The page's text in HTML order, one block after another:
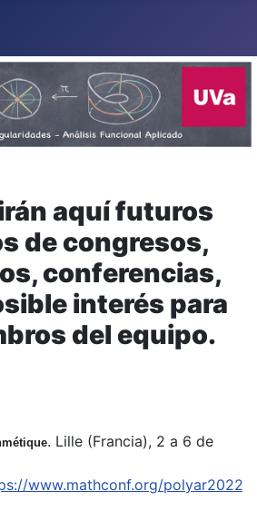
aquí futuros
de congresos,
conferencias,
interés para
del equipo.
. Lille (Francia), 2 a 6 de
www.mathconf.org/polyar2022